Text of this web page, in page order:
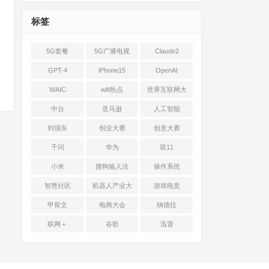
标签
5G套餐 5G广播电视 Claude2
GPT-4 iPhone15 OpenAI
WAIC wifi热点 世界互联网大
会
中台 亚马逊 人工智能
刘强东 创业大赛 创意大赛
千问 华为 双11
小米 搜狗输入法 操作系统
智慧社区 机器人产业大
会
游戏电竞
甲骨文 电商大会 纳德拉
联网＋ 谷歌 迅雷